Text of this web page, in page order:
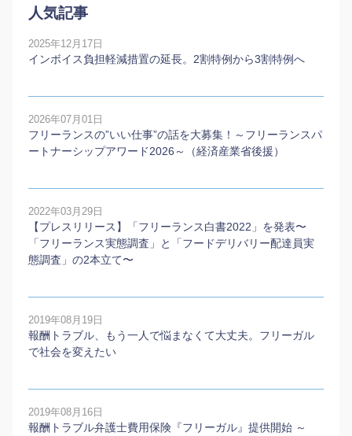
人気記事
2025年12月17日
インボイス負担軽減措置の延長。2割特例から3割特例へ
2026年07月01日
フリーランスの”いい仕事”の話を大募集！～フリーランスパ
ートナーシップアワード2026～（経済産業省後援）
2022年03月29日
【プレスリリース】「フリーランス白書2022」を発表〜
「フリーランス実態調査」と「フードデリバリー配達員実
態調査」の2本⽴て〜
2019年08月19日
報酬トラブル、もう一人で悩まなくて大丈夫。フリーガル
で社会を変えたい
2019年08月16日
報酬トラブル弁護士費用保険『フリーガル』提供開始 ～